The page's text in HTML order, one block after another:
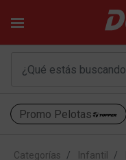
Promo Pelotas
Categorías Infantil